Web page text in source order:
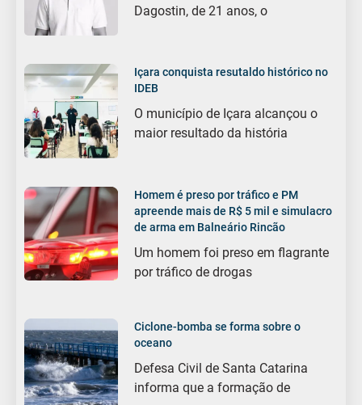
Dagostin, de 21 anos, o
Içara conquista resutaldo histórico no
IDEB
O município de Içara alcançou o
maior resultado da história
Homem é preso por tráfico e PM
apreende mais de R$ 5 mil e simulacro
de arma em Balneário Rincão
Um homem foi preso em flagrante
por tráfico de drogas
Ciclone-bomba se forma sobre o
oceano
Defesa Civil de Santa Catarina
informa que a formação de